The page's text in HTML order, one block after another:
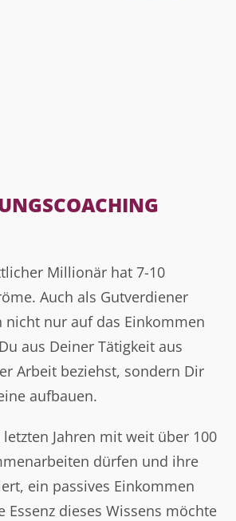
Millionär hat 7-10
Auch als Gutverdiener
nicht nur auf das Einkommen
aus Deiner Tätigkeit aus
Arbeit beziehst, sondern Dir
aufbauen.
Jahren mit weit über 100
dürfen und ihre
ein passives Einkommen
Essenz dieses Wissens möchte